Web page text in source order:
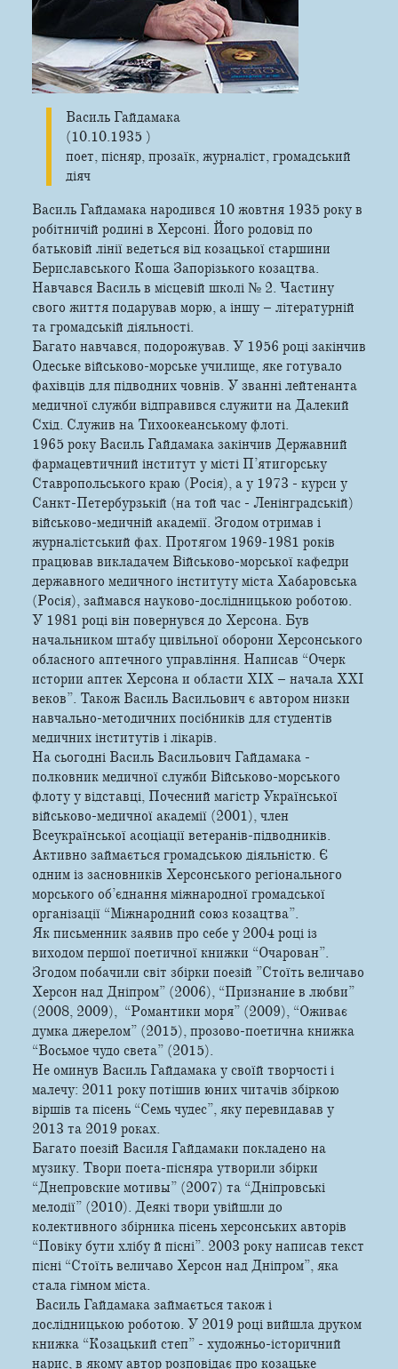
Василь Гайдамака
(10.10.1935 )
поет, пісняр, прозаїк, журналіст, громадський
діяч
Василь Гайдамака народився 10 жовтня 1935 року в
робітничій родині в Херсоні. Його родовід по
батьковій лінії ведеться від козацької старшини
Бериславського Коша Запорізького козацтва.
Навчався Василь в місцевій школі № 2. Частину
свого життя подарував морю, а іншу – літературній
та громадській діяльності.
Багато навчався, подорожував. У 1956 році закінчив
Одеське військово-­морське училище, яке готувало
фахівців для підводних човнів. У званні лейтенанта
медичної служби відправився служити на Далекий
Схід. Служив на Тихоокеанському флоті.
1965 року Василь Гайдамака закінчив Державний
фармацевтичний інститут у місті П’ятигорську
Ставропольського краю (Росія), а у 1973 - курси у
Санкт-Петербурзькій (на той час - Ленінградській)
військово-медичній академії. Згодом отримав і
журналістський фах. Протягом 1969-1981 років
працював викладачем Військово-морської кафедри
державного медичного інституту міста Хабаровська
(Росія), займався науково-дослідницькою роботою.
У 1981 році він повернувся до Херсона. Був
начальником штабу цивільної оборони Херсонського
обласного аптечного управління. Написав “Очерк
истории аптек Херсона и области ХІХ – начала ХХІ
веков”. Також Василь Васильович є автором низки
навчально-методичних посібників для студентів
медичних інститутів і лікарів.
На сьогодні Василь Васильович Гайдамака -
полковник медичної служби Військово-морського
флоту у відставці, Почесний магістр Української
військово-медичної академії (2001), член
Всеукраїнської асоціації ветеранів-підводників.
Активно займається громадською діяльністю. Є
одним із засновників Херсонського регіонального
морського об’єднання міжнародної громадської
організації “Міжнародний союз козацтва”.
Як письменник заявив про себе у 2004 році із
виходом першої поетичної книжки “Очарован”.
Згодом побачили світ збірки поезій ”Стоїть величаво
Херсон над Дніпром” (2006), “Признание в любви”
(2008, 2009), “Романтики моря” (2009), “Оживає
думка джерелом” (2015), прозово-поетична книжка
“Восьмое чудо света” (2015).
Не оминув Василь Гайдамака у своїй творчості і
малечу: 2011 року потішив юних читачів збіркою
віршів та пісень “Семь чудес”, яку перевидавав у
2013 та 2019 роках.
Багато поезій Василя Гайдамаки покладено на
музику. Твори поета-пісняра утворили збірки
“Днепровские мотивы” (2007) та “Дніпровські
мелодії” (2010). Деякі твори увійшли до
колективного збірника пісень херсонських авторів
“Повіку бути хлібу й пісні”. 2003 року написав текст
пісні “Стоїть величаво Херсон над Дніпром”, яка
стала гімном міста.
Василь Гайдамака займається також і
дослідницькою роботою. У 2019 році вийшла друком
книжка “Козацький степ” - художньо-історичний
нарис, в якому автор розповідає про козацьке